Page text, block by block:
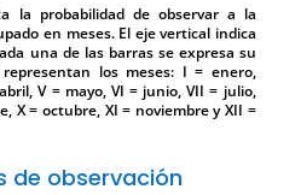
la probabilidad de observar a la
en meses. El eje vertical indica
una de las barras se expresa su
los meses: I = enero,
V = mayo, VI = junio, VII = julio,
X = octubre, XI = noviembre y XII =
de observación